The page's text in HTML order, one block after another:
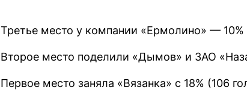
Третье место у компании «Ермолино» — 10%
Второе место поделили «Дымов» и ЗАО
Первое место заняла «Вязанка» с 18% (106